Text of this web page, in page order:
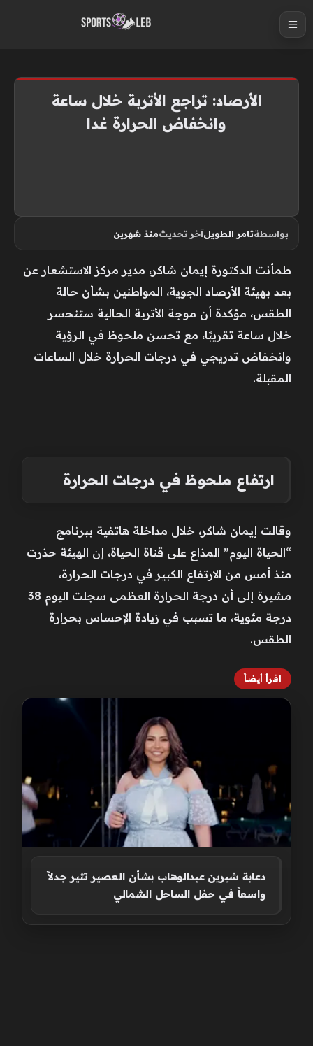
الأرصاد: تراجع الأتربة خلال ساعة
وانخفاض الحرارة غدا
بواسطةتامر الطويلآخر تحديثمنذ شهرين
طمأنت الدكتورة إيمان شاكر، مدير مركز الاستشعار عن
بعد بهيئة الأرصاد الجوية، المواطنين بشأن حالة
الطقس، مؤكدة أن موجة الأتربة الحالية ستنحسر
خلال ساعة تقريبًا، مع تحسن ملحوظ في الرؤية
وانخفاض تدريجي في درجات الحرارة خلال الساعات
المقبلة.
ارتفاع ملحوظ في درجات الحرارة
وقالت إيمان شاكر، خلال مداخلة هاتفية ببرنامج
“الحياة اليوم” المذاع على قناة الحياة، إن الهيئة حذرت
منذ أمس من الارتفاع الكبير في درجات الحرارة،
مشيرة إلى أن درجة الحرارة العظمى سجلت اليوم 38
درجة مئوية، ما تسبب في زيادة الإحساس بحرارة
الطقس.
اقرأ أيضاً
دعابة شيرين عبدالوهاب بشأن العصير تثير جدلاً
واسعاً في حفل الساحل الشمالي